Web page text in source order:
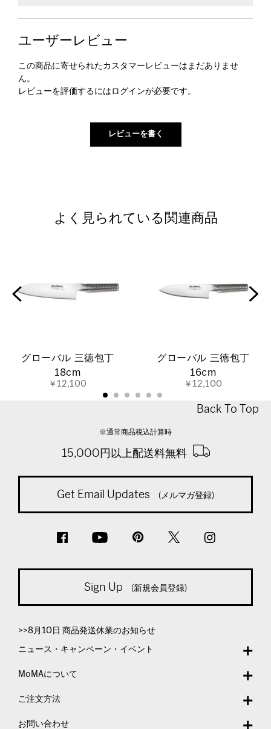
ユーザーレビュー
この商品に寄せられたカスタマーレビューはまだありませ
ん。
レビューを評価するには ログインが必要です。
よく見られている関連商品
グローバル 三徳包丁
18cm
￥12,100
グローバル 三徳包丁
16cm
￥12,100
Back To Top
※通常商品税込計算時
15,000円以上配送料無料
Get Email Updates (メルマガ登録)
Sign Up (新規会員登録)
>>8月10日 商品発送休業のお知らせ
ニュース・キャンペーン・イベント
MoMAについて
ご注文方法
お問い合わせ